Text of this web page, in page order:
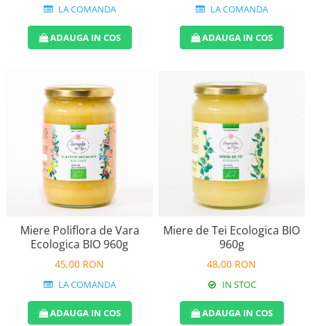
LA COMANDA
ADAUGA IN COS
LA COMANDA
ADAUGA IN COS
Miere Poliflora de Vara
Ecologica BIO 960g
45,00 RON
LA COMANDA
ADAUGA IN COS
Miere de Tei Ecologica BIO
960g
48,00 RON
IN STOC
ADAUGA IN COS